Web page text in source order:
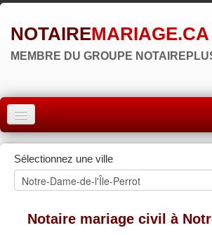
NOTAIREMARIAGE.CA
MEMBRE DU GROUPE
ACCUEIL
MONTRÉAL
QUÉBEC
LAVAL
Sélectionnez une ville
Notaire mariage civil à